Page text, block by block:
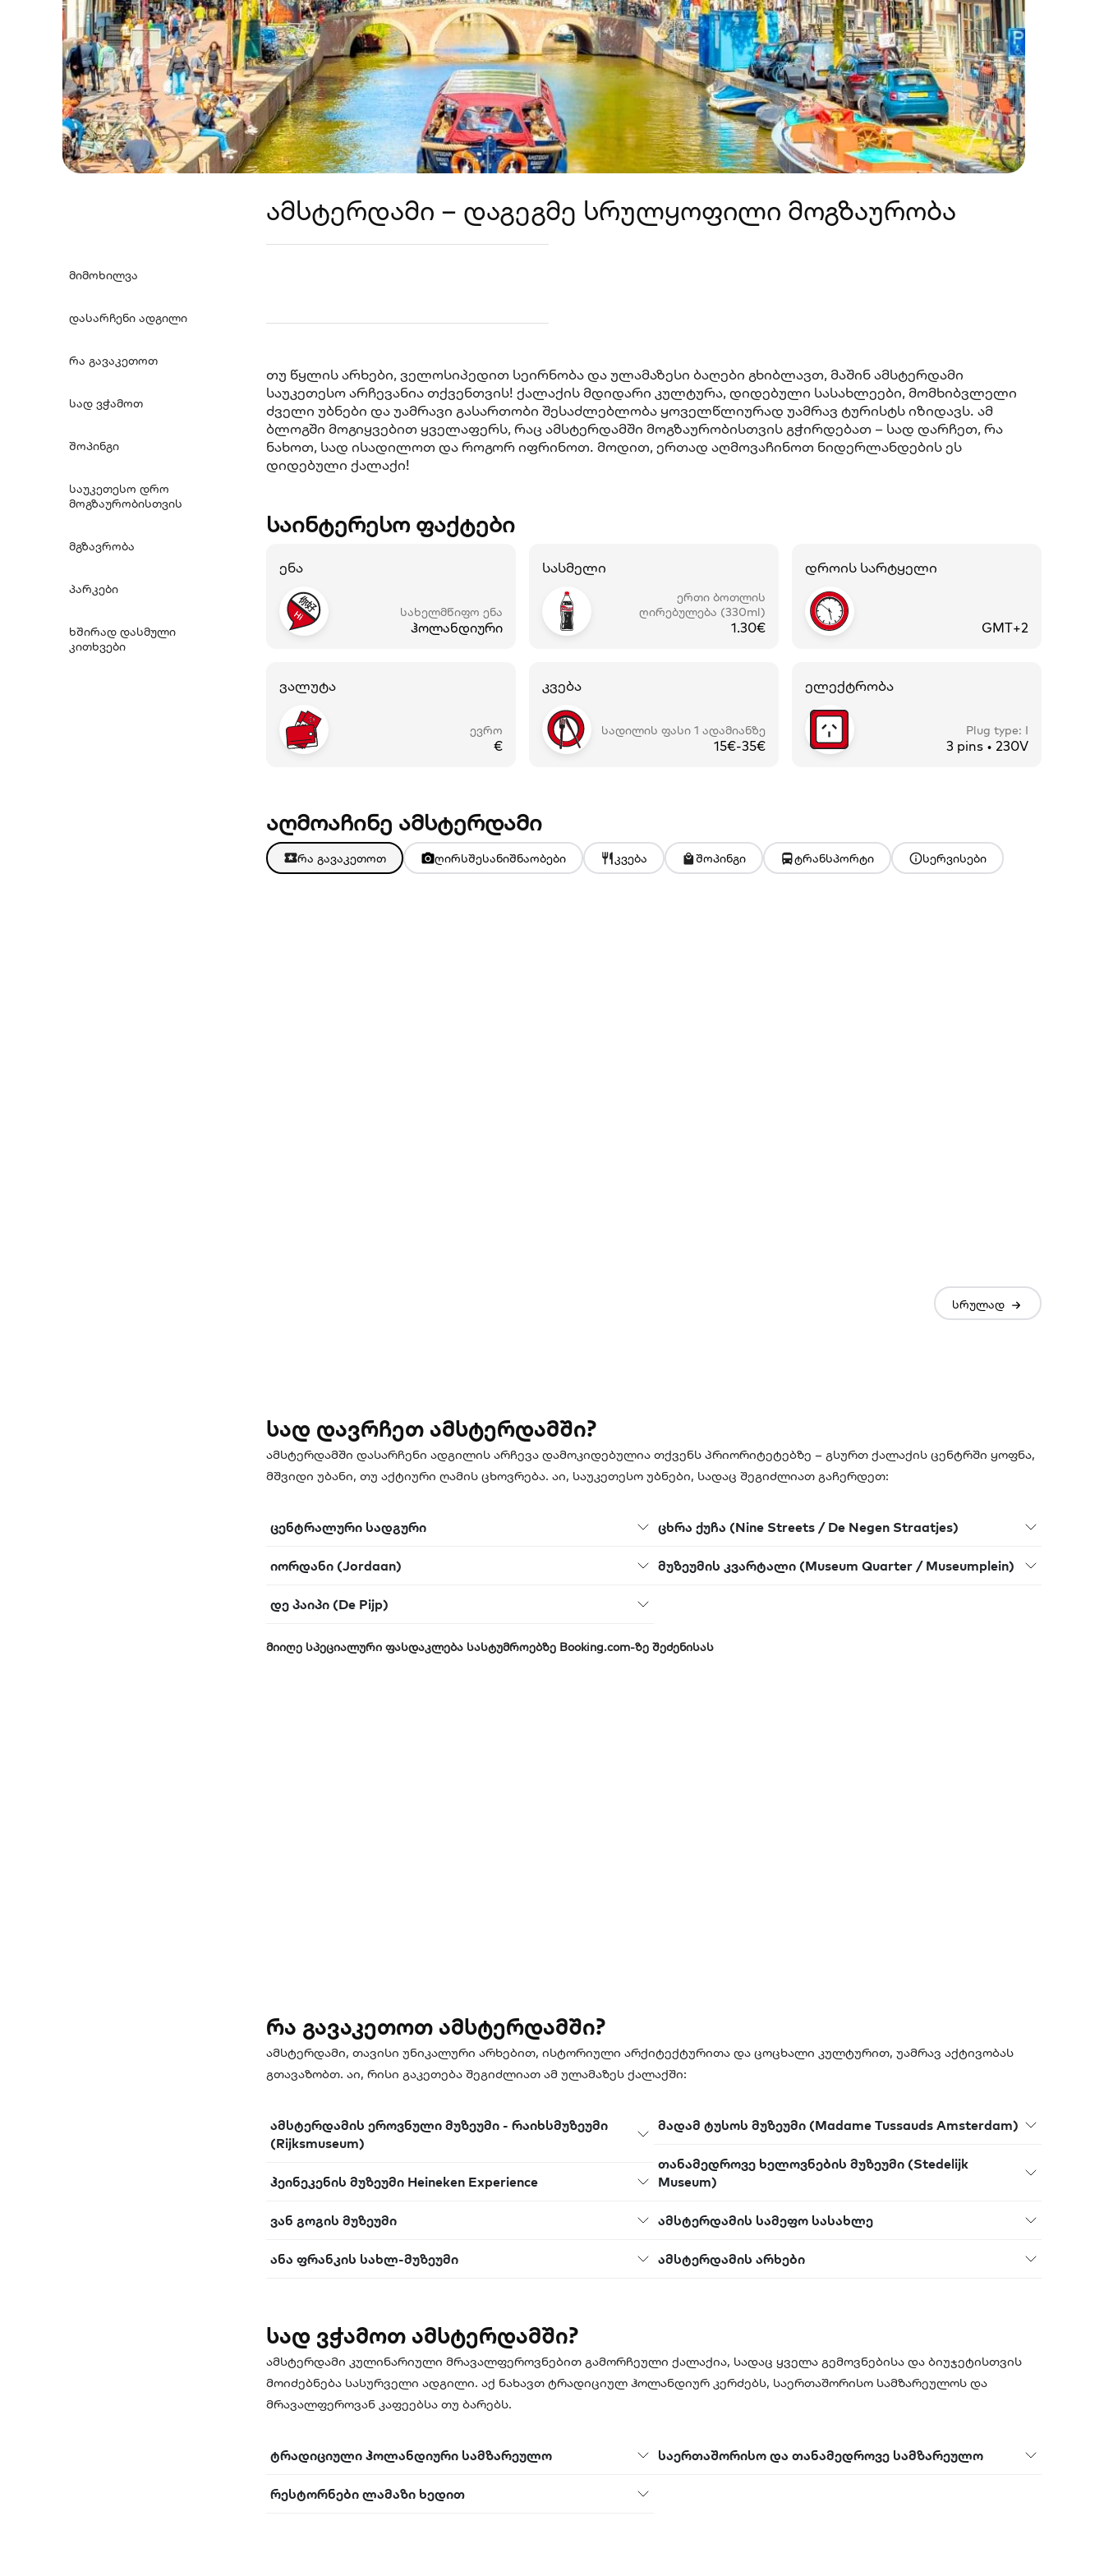
ამსტერდამი – დაგეგმე სრულყოფილი მოგზაურობა
მიმოხილვა
დასარჩენი ადგილი
რა გავაკეთოთ
სად ვჭამოთ
შოპინგი
საუკეთესო დრო
მოგზაურობისთვის
მგზავრობა
პარკები
ხშირად დასმული
კითხვები
თუ წყლის არხები, ველოსიპედით სეირნობა და ულამაზესი ბაღები გხიბლავთ, მაშინ ამსტერდამი
საუკეთესო არჩევანია თქვენთვის! ქალაქის მდიდარი კულტურა, დიდებული სასახლეები, მომხიბვლელი
ძველი უბნები და უამრავი გასართობი შესაძლებლობა ყოველწლიურად უამრავ ტურისტს იზიდავს. ამ
ბლოგში მოგიყვებით ყველაფერს, რაც ამსტერდამში მოგზაურობისთვის გჭირდებათ – სად დარჩეთ, რა
ნახოთ, სად ისადილოთ და როგორ იფრინოთ. მოდით, ერთად აღმოვაჩინოთ ნიდერლანდების ეს
დიდებული ქალაქი!
საინტერესო ფაქტები
ენა
სახელმწიფო ენა
ჰოლანდიური
სასმელი
ერთი ბოთლის
ღირებულება (330ml)
1.30€
დროის სარტყელი
GMT+2
ვალუტა
ევრო
€
კვება
სადილის ფასი 1 ადამიანზე
15€-35€
ელექტრობა
Plug type: I
3 pins • 230V
აღმოაჩინე ამსტერდამი
რა გავაკეთოთ ღირსშესანიშნაობები კვება შოპინგი ტრანსპორტი სერვისები
სრულად
სად დავრჩეთ ამსტერდამში?
ამსტერდამში დასარჩენი ადგილის არჩევა დამოკიდებულია თქვენს პრიორიტეტებზე – გსურთ ქალაქის ცენტრში ყოფნა,
მშვიდი უბანი, თუ აქტიური ღამის ცხოვრება. აი, საუკეთესო უბნები, სადაც შეგიძლიათ გაჩერდეთ:
ცენტრალური სადგური
იორდანი (Jordaan)
დე პაიპი (De Pijp)
ცხრა ქუჩა (Nine Streets / De Negen Straatjes)
მუზეუმის კვარტალი (Museum Quarter / Museumplein)
მიიღე სპეციალური ფასდაკლება სასტუმროებზე Booking.com-ზე შეძენისას
რა გავაკეთოთ ამსტერდამში?
ამსტერდამი, თავისი უნიკალური არხებით, ისტორიული არქიტექტურითა და ცოცხალი კულტურით, უამრავ აქტივობას
გთავაზობთ. აი, რისი გაკეთება შეგიძლიათ ამ ულამაზეს ქალაქში:
ამსტერდამის ეროვნული მუზეუმი - რაიხსმუზეუმი
(Rijksmuseum)
ჰეინეკენის მუზეუმი Heineken Experience
ვან გოგის მუზეუმი
ანა ფრანკის სახლ-მუზეუმი
მადამ ტუსოს მუზეუმი (Madame Tussauds Amsterdam)
თანამედროვე ხელოვნების მუზეუმი (Stedelijk
Museum)
ამსტერდამის სამეფო სასახლე
ამსტერდამის არხები
სად ვჭამოთ ამსტერდამში?
ამსტერდამი კულინარიული მრავალფეროვნებით გამორჩეული ქალაქია, სადაც ყველა გემოვნებისა და ბიუჯეტისთვის
მოიძებნება სასურველი ადგილი. აქ ნახავთ ტრადიციულ ჰოლანდიურ კერძებს, საერთაშორისო სამზარეულოს და
მრავალფეროვან კაფეებსა თუ ბარებს.
ტრადიციული ჰოლანდიური სამზარეულო
რესტორნები ლამაზი ხედით
საერთაშორისო და თანამედროვე სამზარეულო